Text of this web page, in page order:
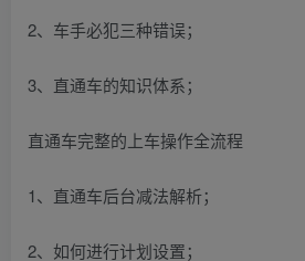
2、车手必犯三种错误；
3、直通车的知识体系；
直通车完整的上车操作全流程
1、直通车后台减法解析；
2、如何进行计划设置；